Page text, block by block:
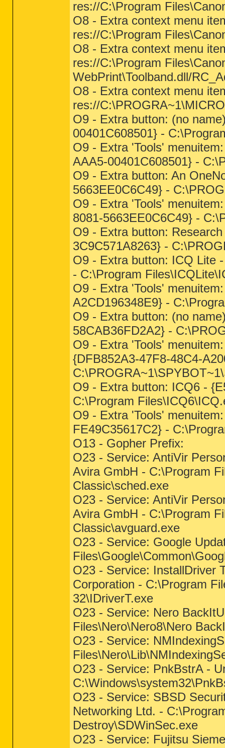
res://C:\Program
O8 - Extra context menu
res://C:\Program
O8 - Extra context menu
res://C:\Program
WebPrint\Toolband.dll/
O8 - Extra context menu
res://
O9 - Extra button: (no
00401C608501} -
O9 - Extra 'Tools'
AAA5-00401C608501} -
O9 - Extra button: An
5663EE0C6C49} -
O9 - Extra 'Tools'
8081-5663EE0C6C49} -
O9 - Extra button:
3C9C571A8263} -
O9 - Extra button: ICQ Lite
- C:\Program
O9 - Extra 'Tools'
A2CD196348E9} -
O9 - Extra button: (no
58CAB36FD2A2} -
O9 - Extra 'Tools'
{DFB852A3-47F8-48C4-
O9 - Extra button: ICQ6 -
C:\Program
O9 - Extra 'Tools'
FE49C35617C2} -
O13 - Gopher Prefix:
O23 - Service: AntiVir
Avira GmbH - C:\Program
Classic\sched.exe
O23 - Service: AntiVir
Avira GmbH - C:\Program
Classic\avguard.exe
O23 - Service: Google
O23 - Service: InstallDriver
Corporation - C:\Program
32\IDriverT.exe
O23 - Service: Nero
Files\Nero\Nero8\Nero
O23 - Service:
O23 - Service: PnkBstrA -
O23 - Service: SBSD
Networking Ltd. -
Destroy\SDWinSec.exe
O23 - Service: Fujitsu